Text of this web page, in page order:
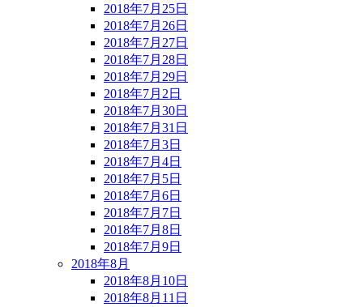
2018年7月25日
2018年7月26日
2018年7月27日
2018年7月28日
2018年7月29日
2018年7月2日
2018年7月30日
2018年7月31日
2018年7月3日
2018年7月4日
2018年7月5日
2018年7月6日
2018年7月7日
2018年7月8日
2018年7月9日
2018年8月
2018年8月10日
2018年8月11日